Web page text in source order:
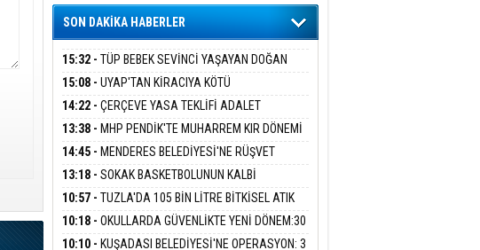
Şiddetin Biyolojik Faturası
Şiyar Adıyaman
Ben Bu Sahaya Sığmazam
Hasan Ali Çölük
Bir Satırın İçindeki İnsan
Ezgi Kılıç
SİVAS: ATEŞE ATILAN VİCDAN
BARIŞ BAŞARSLAN
SON DAKİKA HABERLER
15:32 - TÜP BEBEK SEVİNCİ YAŞAYAN DOĞAN
AİLESİNE BAKANLIK DESTEĞİ
15:08 - UYAP'TAN KİRACIYA KÖTÜ
HABER:''TEBLİGAT GELMEDİ'' SAVUNMASI
MAHKEMEDEN DÖNDÜ
14:22 - ÇERÇEVE YASA TEKLİFİ ADALET
KOMİSYONU'NDAN GEÇTİ:SÜREÇ NASIL
İŞLEYECEK?
13:38 - MHP PENDİK'TE MUHARREM KIR DÖNEMİ
DEVAM EDİYOR
14:45 - MENDERES BELEDİYESİ'NE RÜŞVET
OPERASYONU:BELEDİYE BAŞKANI İLKAY ÇİÇEK
ADLİYEYE SEVK EDİLDİ
13:18 - SOKAK BASKETBOLUNUN KALBİ
ÜMRANİYE’DE ATACAK
10:57 - TUZLA'DA 105 BİN LİTRE BİTKİSEL ATIK
YAĞ TOPLANDI
10:18 - OKULLARDA GÜVENLİKTE YENİ DÖNEM:30
BİN PERSONEL ALINACAK DEDEKTÖRLÜ ARAMA
10:10 - KUŞADASI BELEDİYESİ'NE OPERASYON: 3